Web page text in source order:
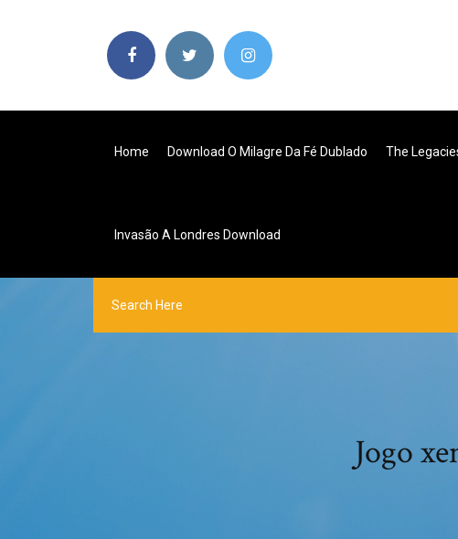
Home Download O Milagre Da Fé Dublado The
Invasão A Londres Download
Jogo